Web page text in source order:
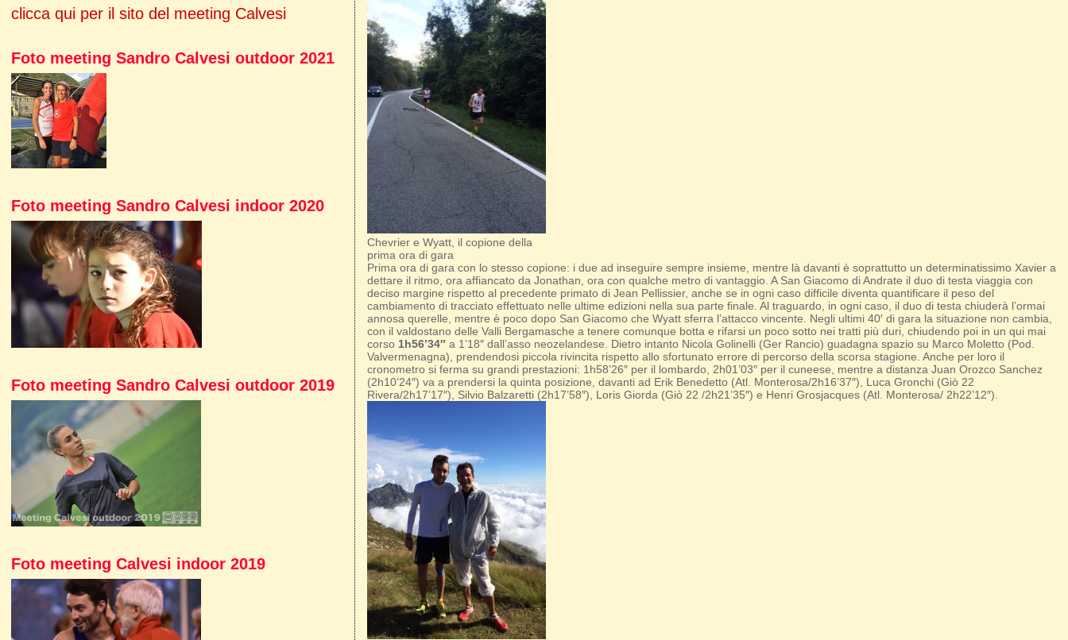
Chevrier e Wyatt, il copione della
prima ora di gara
Prima ora di gara con lo stesso copione: i due ad inseguire sempre insieme, mentre là davanti è soprattutto un determinatissimo Xavier a
dettare il ritmo, ora affiancato da Jonathan, ora con qualche metro di vantaggio. A San Giacomo di Andrate il duo di testa viaggia con
deciso margine rispetto al precedente primato di Jean Pellissier, anche se in ogni caso difficile diventa quantificare il peso del
cambiamento di tracciato effettuato nelle ultime edizioni nella sua parte finale. Al traguardo, in ogni caso, il duo di testa chiuderà l’ormai
annosa querelle, mentre è poco dopo San Giacomo che Wyatt sferra l’attacco vincente. Negli ultimi 40′ di gara la situazione non cambia,
con il valdostano delle Valli Bergamasche a tenere comunque botta e rifarsi un poco sotto nei tratti più duri, chiudendo poi in un qui mai
corso 1h56’34″a 1’18″ dall’asso neozelandese. Dietro intanto Nicola Golinelli (Ger Rancio) guadagna spazio su Marco Moletto (Pod.
Valvermenagna), prendendosi piccola rivincita rispetto allo sfortunato errore di percorso della scorsa stagione. Anche per loro il
cronometro si ferma su grandi prestazioni: 1h58’26″ per il lombardo, 2h01’03″ per il cuneese, mentre a distanza Juan Orozco Sanchez
(2h10’24″) va a prendersi la quinta posizione, davanti ad Erik Benedetto (Atl. Monterosa/2h16’37″), Luca Gronchi (Giò 22
Rivera/2h17’17″), Silvio Balzaretti (2h17’58″), Loris Giorda (Giò 22 /2h21’35″) e Henri Grosjacques (Atl. Monterosa/ 2h22’12″).
clicca qui per il sito del meeting Calvesi
Foto meeting Sandro Calvesi outdoor 2021
Foto meeting Sandro Calvesi indoor 2020
Foto meeting Sandro Calvesi outdoor 2019
Foto meeting Calvesi indoor 2019